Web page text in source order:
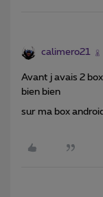
calimero21
Avant j avais 2
bien bien
sur ma box